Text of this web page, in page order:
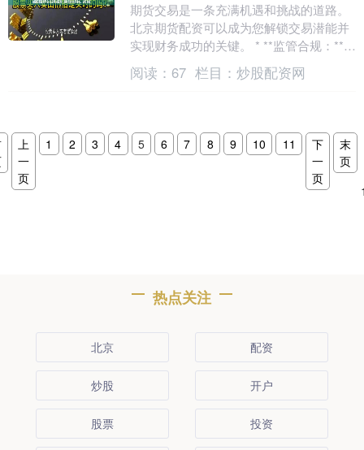
期货交易是一条充满机遇和挑战的道路。
北京期货配资可以成为您解锁交易潜能并
实现财务成功的关键。 * **监管合规：**选
择受权威机构监管的网站，例如证监会或
金融监....
阅读： 67 栏目： 炒股配资网
上
一
页
1 2 3 4 5 6 7 8 9 10 11
下
一
页
末
页
热点关注
北京 配资
炒股 开户
股票 投资